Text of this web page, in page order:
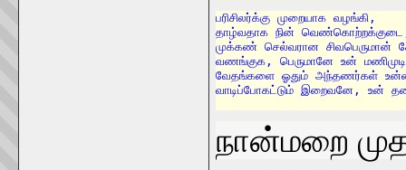
பரிசிலர்க்கு முறையாக வழங்கி,
தாழ்வதாக நின் வெண்கொற்றக்குடை,
முக்கண் செல்வரான சிவபெருமான்
வணங்குக, பெருமானே உன்
வேதங்களை ஓதும் அந்தணர்கள்
வாடிப்போகட்டும் இறைவனே, உன்
நான்மறை